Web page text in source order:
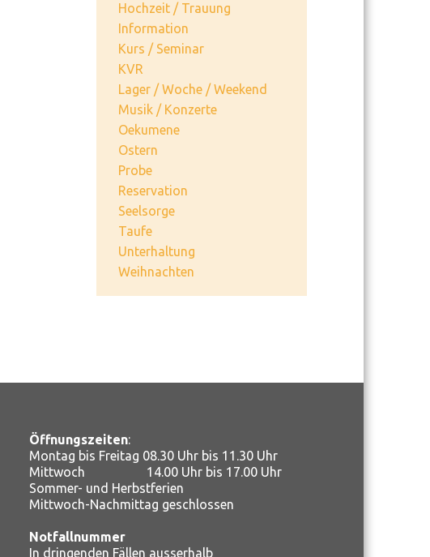
Hochzeit / Trauung
Information
Kurs / Seminar
KVR
Lager / Woche / Weekend
Musik / Konzerte
Oekumene
Ostern
Probe
Reservation
Seelsorge
Taufe
Unterhaltung
Weihnachten
Öffnungszeiten:
Montag bis Freitag 08.30 Uhr bis 11.30 Uhr
Mittwoch 14.00 Uhr bis 17.00 Uhr
Sommer- und Herbstferien
Mittwoch-Nachmittag geschlossen
Notfallnummer
In dringenden Fällen ausserhalb